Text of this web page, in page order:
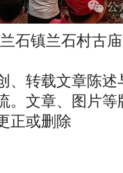
石镇兰石村古
、转载文章陈
。文章、图片
正或删除